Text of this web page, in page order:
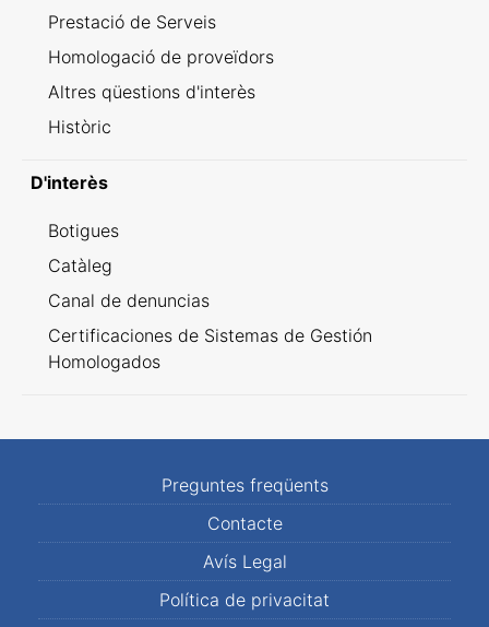
Prestació de Serveis
Homologació de proveïdors
Altres qüestions d'interès
Històric
D'interès
Botigues
Catàleg
Canal de denuncias
Certificaciones de Sistemas de Gestión
Homologados
Preguntes freqüents
Contacte
Avís Legal
Política de privacitat